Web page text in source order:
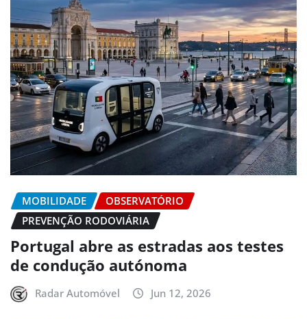
MOBILIDADE
OBSERVATÓRIO
PREVENÇÃO RODOVIÁRIA
Portugal abre as estradas aos testes
de condução autónoma
Radar Automóvel Jun 12, 2026